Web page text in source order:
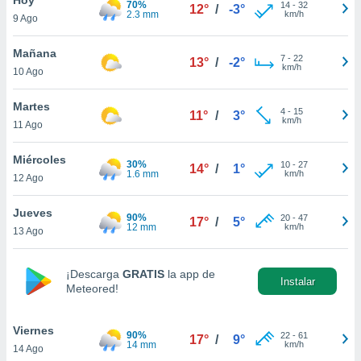
y
en
más
de
cookies
aceptar
9 Ago
70%
2.3 mm
12° / -3° 14- 32
km/h
Mañana
10 Ago
13° / -2° 7- 22
km/h
Martes
11 Ago
11° / 3° 4- 15
km/h
Miércoles
12 Ago
30%
1.6 mm
14° / 1° 10- 27
km/h
Jueves
13 Ago
90%
12 mm
17° / 5° 20- 47
km/h
¡Descarga GRATIS la app de
Meteored!
Instalar
Viernes
14 Ago
90%
14 mm
17° / 9° 22- 61
km/h